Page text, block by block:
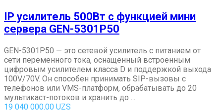
IP усилитель 500Вт с функцией мини
сервера GEN-5301P50
GEN-5301P50 — это сетевой усилитель с питанием от
сети переменного тока, оснащённый встроенным
цифровым усилителем класса D и поддержкой выхода
100V/70V. Он способен принимать SIP-вызовы с
телефонов или VMS-платформ, обрабатывать до 20
мультикаст-потоков и хранить до ...
19 040 000.00 UZS